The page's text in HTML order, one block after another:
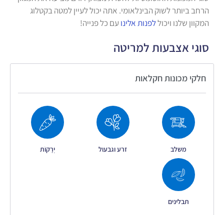
הרחב ביותר לשוק הבינלאומי. אתה יכול לעיין למטה בקטלוג
המקוון שלנו ויכוללפנות אלינו עם כל פנייה!
סוגי אצבעות למריטה
חלקי מכונות חקלאות
משלב זרע וגבעול יְרָקוֹת
תבלינים